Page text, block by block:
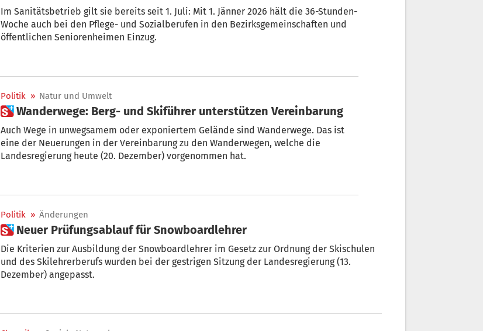
Im Sanitätsbetrieb gilt sie bereits seit 1. Juli: Mit 1. Jänner 2026 hält die 36-Stunden-
Woche auch bei den Pflege- und Sozialberufen in den Bezirksgemeinschaften und
öffentlichen Seniorenheimen Einzug.
Politik » Natur und Umwelt
 Wanderwege: Berg- und Skiführer unterstützen Vereinbarung
Auch Wege in unwegsamem oder exponiertem Gelände sind Wanderwege. Das ist
eine der Neuerungen in der Vereinbarung zu den Wanderwegen, welche die
Landesregierung heute (20. Dezember) vorgenommen hat.
Politik » Änderungen
 Neuer Prüfungsablauf für Snowboardlehrer
Die Kriterien zur Ausbildung der Snowboardlehrer im Gesetz zur Ordnung der Skischulen
und des Skilehrerberufs wurden bei der gestrigen Sitzung der Landesregierung (13.
Dezember) angepasst.